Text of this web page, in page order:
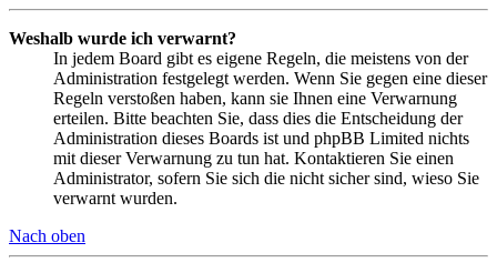
Weshalb wurde ich verwarnt?
In jedem Board gibt es eigene Regeln, die meistens von der
Administration festgelegt werden. Wenn Sie gegen eine dieser
Regeln verstoßen haben, kann sie Ihnen eine Verwarnung
erteilen. Bitte beachten Sie, dass dies die Entscheidung der
Administration dieses Boards ist und phpBB Limited nichts
mit dieser Verwarnung zu tun hat. Kontaktieren Sie einen
Administrator, sofern Sie sich die nicht sicher sind, wieso Sie
verwarnt wurden.
Nach oben